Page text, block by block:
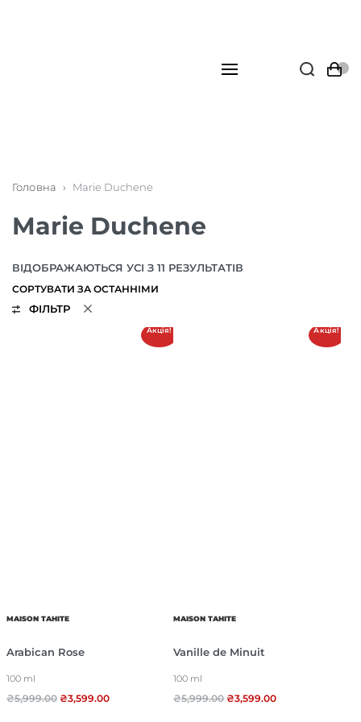
Головна › Marie Duchene
Marie Duchene
ВІДОБРАЖАЮТЬСЯ УСІ З 11 РЕЗУЛЬТАТІВ
ФІЛЬТР
Акція!
MAISON TAHITE
Arabican Rose
100 ml
₴5,999.00 ₴3,599.00
Акція!
MAISON TAHITE
Vanille de Minuit
100 ml
₴5,999.00 ₴3,599.00